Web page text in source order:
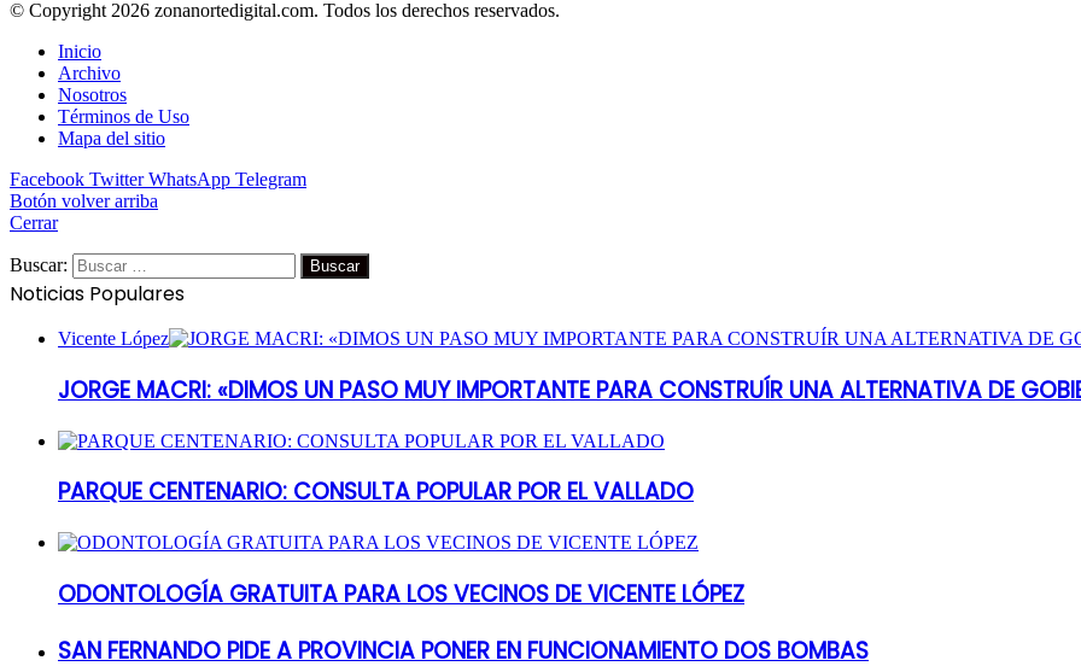
© Copyright 2026 zonanortedigital.com. Todos los derechos reservados.
Inicio
Archivo
Nosotros
Términos de Uso
Mapa del sitio
Facebook Twitter WhatsApp Telegram
Botón volver arriba
Cerrar
Buscar:
Noticias Populares
Vicente López
JORGE MACRI: «DIMOS UN PASO MUY IMPORTANTE PARA CONSTRUÍR UNA ALTERNATIVA DE
PARQUE CENTENARIO: CONSULTA POPULAR POR EL VALLADO
ODONTOLOGÍA GRATUITA PARA LOS VECINOS DE VICENTE LÓPEZ
SAN FERNANDO PIDE A PROVINCIA PONER EN FUNCIONAMIENTO DOS BOMBAS